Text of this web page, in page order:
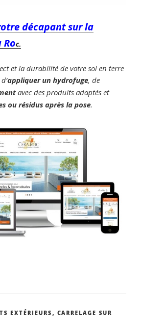
décapant sur la
c.
et la durabilité de votre sol en terre
appliquer un hydrofuge, de
avec des produits adaptés et
ou résidus après la pose.
EXTÉRIEURS , CARRELAGE SUR